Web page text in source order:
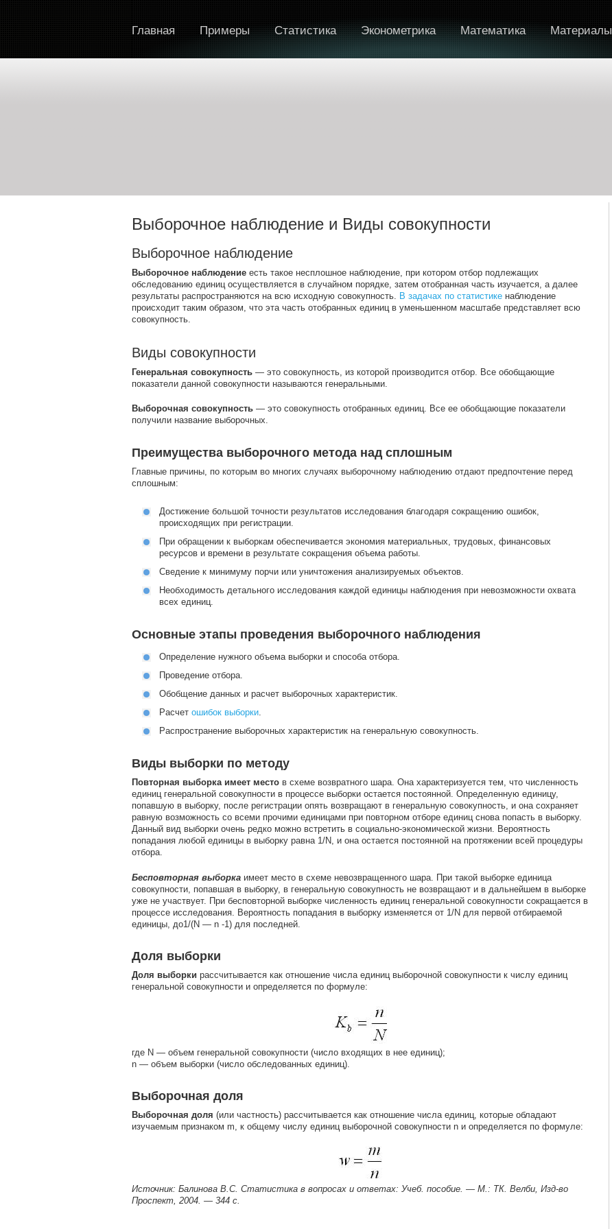
Главная Примеры Статистика Эконометрика Математика Материалы
Выборочное наблюдение и Виды совокупности
Выборочное наблюдение
Выборочное наблюдение есть такое несплошное наблюдение, при котором отбор подлежащих
обследованию единиц осуществляется в случайном порядке, затем отобранная часть изучается, а далее
результаты распространяются на всю исходную совокупность. В задачах по статистике наблюдение
происходит таким образом, что эта часть отобранных единиц в уменьшенном масштабе представляет всю
совокупность.
Виды совокупности
Генеральная совокупность — это совокупность, из которой производится отбор. Все обобщающие
показатели данной совокупности называются генеральными.
Выборочная совокупность — это совокупность отобранных единиц. Все ее обобщающие показатели
получили название выборочных.
Преимущества выборочного метода над сплошным
Главные причины, по которым во многих случаях выборочному наблюдению отдают предпочтение перед
сплошным:
Достижение большой точности результатов исследования благодаря сокращению ошибок,
происходящих при регистрации.
При обращении к выборкам обеспечивается экономия материальных, трудовых, финансовых
ресурсов и времени в результате сокращения объема работы.
Сведение к минимуму порчи или уничтожения анализируемых объектов.
Необходимость детального исследования каждой единицы наблюдения при невозможности охвата
всех единиц.
Основные этапы проведения выборочного наблюдения
Определение нужного объема выборки и способа отбора.
Проведение отбора.
Обобщение данных и расчет выборочных характеристик.
Расчет ошибок выборки.
Распространение выборочных характеристик на генеральную совокупность.
Виды выборки по методу
Повторная выборка имеет место в схеме возвратного шара. Она характеризуется тем, что численность
единиц генеральной совокупности в процессе выборки остается постоянной. Определенную единицу,
попавшую в выборку, после регистрации опять возвращают в генеральную совокупность, и она сохраняет
равную возможность со всеми прочими единицами при повторном отборе единиц снова попасть в выборку.
Данный вид выборки очень редко можно встретить в социально-экономической жизни. Вероятность
попадания любой единицы в выборку равна 1/N, и она остается постоянной на протяжении всей процедуры
отбора.
Бесповторная выборка имеет место в схеме невозвращенного шара. При такой выборке единица
совокупности, попавшая в выборку, в генеральную совокупность не возвращают и в дальнейшем в выборке
уже не участвует. При бесповторной выборке численность единиц генеральной совокупности сокращается в
процессе исследования. Вероятность попадания в выборку изменяется от 1/N для первой отбираемой
единицы, до1/(N — n -1) для последней.
Доля выборки
Доля выборки рассчитывается как отношение числа единиц выборочной совокупности к числу единиц
генеральной совокупности и определяется по формуле:
где N — объем генеральной совокупности (число входящих в нее единиц);
n — объем выборки (число обследованных единиц).
Выборочная доля
Выборочная доля (или частность) рассчитывается как отношение числа единиц, которые обладают
изучаемым признаком m, к общему числу единиц выборочной совокупности n и определяется по формуле:
Источник: Балинова B.C. Статистика в вопросах и ответах: Учеб. пособие. — М.: ТК. Велби, Изд-во
Проспект, 2004. — 344 с.